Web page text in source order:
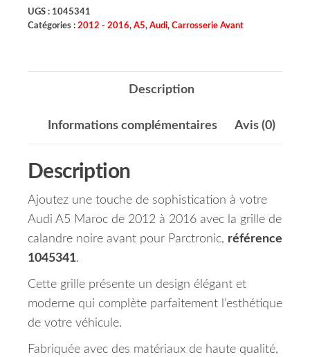
UGS : 1045341
Catégories : 2012 - 2016, A5, Audi, Carrosserie Avant
Description
Informations complémentaires Avis (0)
Description
Ajoutez une touche de sophistication à votre
Audi A5 Maroc de 2012 à 2016 avec la grille de
calandre noire avant pour Parctronic, référence
1045341.
Cette grille présente un design élégant et
moderne qui complète parfaitement l’esthétique
de votre véhicule.
Fabriquée avec des matériaux de haute qualité,